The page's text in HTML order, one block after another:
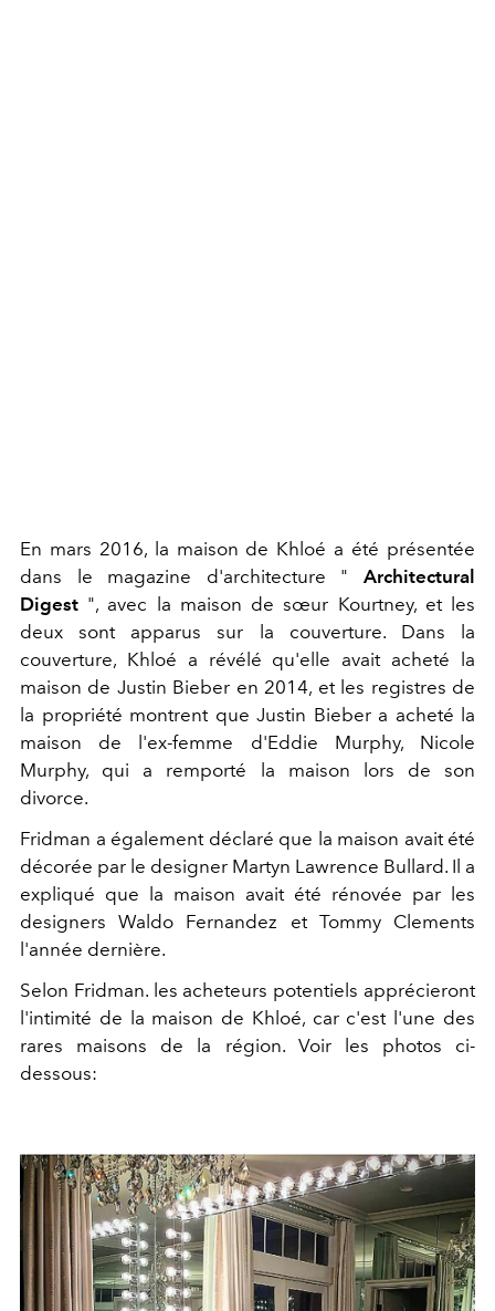
En mars 2016, la maison de Khloé a été présentée
dans le magazine d'architecture " Architectural
Digest ", avec la maison de sœur Kourtney, et les
deux sont apparus sur la couverture. Dans la
couverture, Khloé a révélé qu'elle avait acheté la
maison de Justin Bieber en 2014, et les registres de
la propriété montrent que Justin Bieber a acheté la
maison de l'ex-femme d'Eddie Murphy, Nicole
Murphy, qui a remporté la maison lors de son
divorce.
Fridman a également déclaré que la maison avait été
décorée par le designer Martyn Lawrence Bullard. Il a
expliqué que la maison avait été rénovée par les
designers Waldo Fernandez et Tommy Clements
l'année dernière.
Selon Fridman. les acheteurs potentiels apprécieront
l'intimité de la maison de Khloé, car c'est l'une des
rares maisons de la région. Voir les photos ci-
dessous: